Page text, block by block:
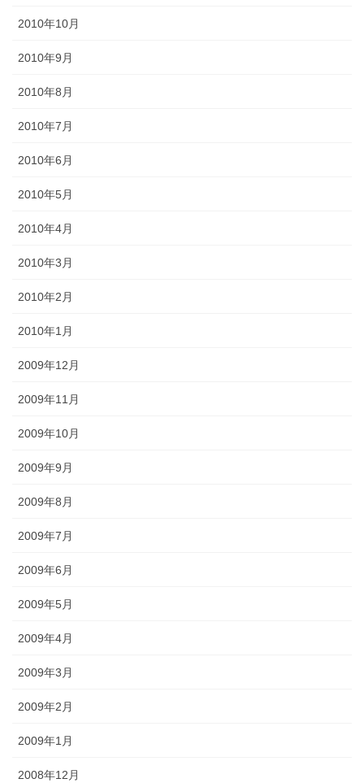
2010年10月
2010年9月
2010年8月
2010年7月
2010年6月
2010年5月
2010年4月
2010年3月
2010年2月
2010年1月
2009年12月
2009年11月
2009年10月
2009年9月
2009年8月
2009年7月
2009年6月
2009年5月
2009年4月
2009年3月
2009年2月
2009年1月
2008年12月